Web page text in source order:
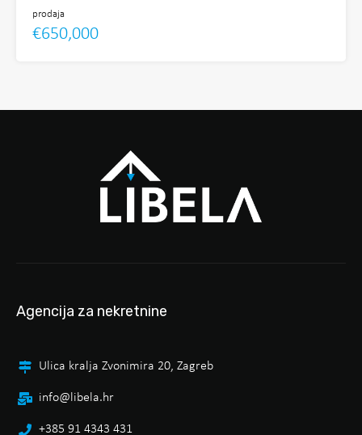
prodaja
€650,000
Agencija za nekretnine
Ulica kralja Zvonimira 20, Zagreb
info@libela.hr
+385 91 4343 431